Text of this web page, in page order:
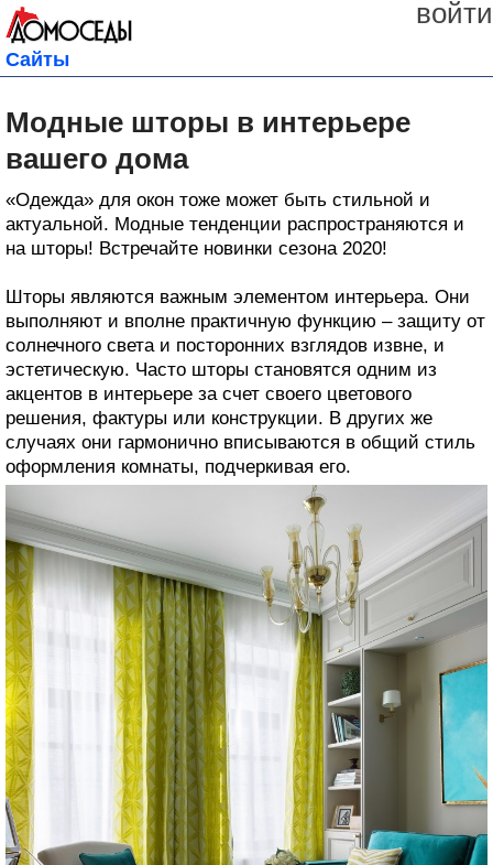
войти
Сайты
Модные шторы в интерьере
вашего дома
«Одежда» для окон тоже может быть стильной и
актуальной. Модные тенденции распространяются и
на шторы! Встречайте новинки сезона 2020!
Шторы являются важным элементом интерьера. Они
выполняют и вполне практичную функцию – защиту от
солнечного света и посторонних взглядов извне, и
эстетическую. Часто шторы становятся одним из
акцентов в интерьере за счет своего цветового
решения, фактуры или конструкции. В других же
случаях они гармонично вписываются в общий стиль
оформления комнаты, подчеркивая его.